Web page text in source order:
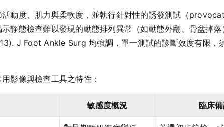
動度、肌力與柔軟度，並執行針對性的誘發測試（
靜態檢查難以發現的動態排列異常（如動態外翻、骨盆掉
J Foot Ankle Surg 均強調，單一測試的診斷效度有限，
影像與檢查工具之特性：
敏感度概況 臨床